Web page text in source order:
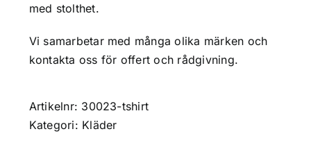
med stolthet.
Vi samarbetar med många olika märken och
kontakta oss för offert och rådgivning.
Artikelnr: 30023-tshirt
Kategori: Kläder